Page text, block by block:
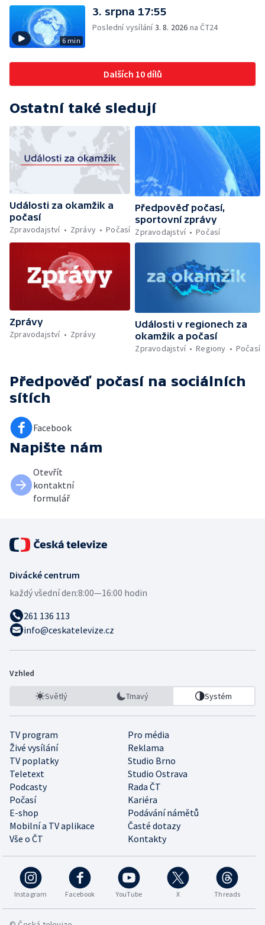
6 min
3. srpna 17:55
Poslední vysílání3. 8. 2026 na ČT24
Dalších 10 dílů
Ostatní také sledují
Události za okamžik a
počasí
Zpravodajství
Zprávy Počasí
Předpověď počasí,
sportovní zprávy
Zpravodajství
Počasí
Zprávy
Zpravodajství
Zprávy
Události v regionech za
okamžik a počasí
Zpravodajství
Regiony Počasí
Předpověď počasí na sociálních
sítích
Facebook
Napište nám
Otevřít
kontaktní
formulář
Divácké centrum
každý všední den:8:00—16:00 hodin
261 136 113
info@ceskatelevize.cz
Vzhled
Světlý Tmavý Systém
TV program
Pro média
Živé vysílání
Reklama
TV poplatky
Studio Brno
Teletext
Studio Ostrava
Podcasty
Rada ČT
Počasí
Kariéra
E-shop
Podávání námětů
Mobilní a TV aplikace
Časté dotazy
Vše o ČT
Kontakty
Instagram Facebook YouTube X Threads